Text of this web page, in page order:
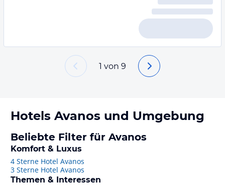
1 von 9
Hotels Avanos und Umgebung
Beliebte Filter für Avanos
Komfort & Luxus
4 Sterne Hotel Avanos
3 Sterne Hotel Avanos
Themen & Interessen